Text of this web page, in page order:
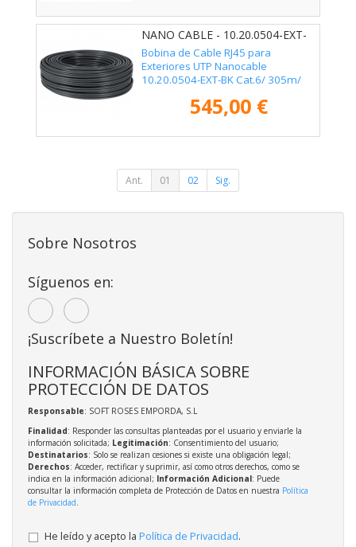
NANO CABLE - 10.20.0504-EXT-
BK
Bobina de Cable RJ45 para
Exteriores UTP Nanocable
10.20.0504-EXT-BK Cat.6/ 305m/
545,00 €
Ant. 01 02 Sig.
Sobre Nosotros
Síguenos en:
¡Suscríbete a Nuestro Boletín!
INFORMACIÓN BÁSICA SOBRE
PROTECCIÓN DE DATOS
Responsable: SOFT ROSES EMPORDA, S.L
Finalidad: Responder las consultas planteadas por el usuario y enviarle la
información solicitada; Legitimación: Consentimiento del usuario;
Destinatarios: Solo se realizan cesiones si existe una obligación legal;
Derechos: Acceder, rectificar y suprimir, así como otros derechos, como se
indica en la información adicional; Información Adicional: Puede
consultar la información completa de Protección de Datos en nuestra Política
de Privacidad
He leído y acepto la Política de Privacidad.